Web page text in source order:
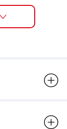
/ S-7.00
リカーボネー